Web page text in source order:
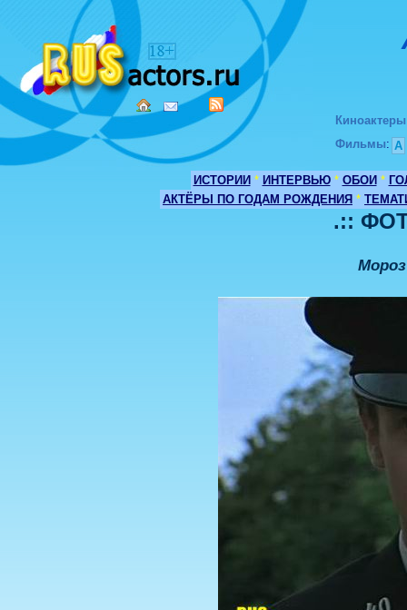
Киноактеры
Фильмы: А
ИСТОРИИ * ИНТЕРВЬЮ * ОБОИ *
АКТЁРЫ ПО ГОДАМ РОЖДЕНИЯ *
.::